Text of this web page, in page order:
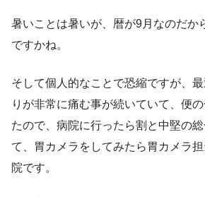
暑いことは暑いが、暦が9月なのだか
ですかね。
そして個人的なことで恐縮ですが、
りが非常に痛む事が続いていて、便
たので、病院に行ったら割と中堅の
て、胃カメラをしてみたら胃カメラ
院です。